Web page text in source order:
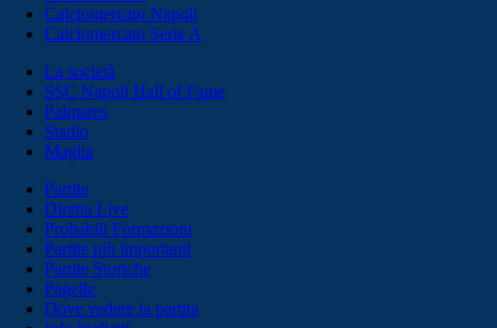
Calciomercato Napoli
Calciomercato Serie A
La società
SSC Napoli Hall of Fame
Palmares
Stadio
Maglia
Partite
Diretta Live
Probabili Formazioni
Partite più importanti
Partite Storiche
Pagelle
Dove vedere la partita